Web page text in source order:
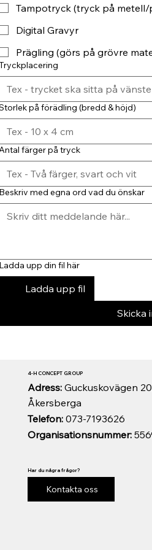
Tampotryck (tryck på metell/
Digital Gravyr
Prägling (görs på grövre
på förädling (bredd & höjd)
färger på tryck
med egna ord vad du önskar
upp din fil här
Ladda upp fil
Skicka
Organisationsnummer:
Telefon:073-7193626
Adress: Guckuskovägen
Åkersberga
4-H CONCEPT GROUP
Har du några frågor?
Kontakta oss